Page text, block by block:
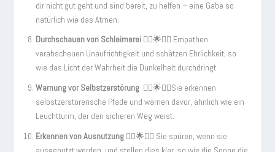
dir nicht gut geht und sind bereit, zu helfen – eine Gabe so
natürlich wie das Atmen.
Durchschauen von Schleimerei 💆‍♂️🌟💆‍♀️ Empathen
verabscheuen Unaufrichtigkeit und schätzen Ehrlichkeit, so
wie das Licht der Wahrheit die Dunkelheit durchdringt.
Warnung vor Selbstzerstörung 💆‍♂️🌟💆‍♀️Sie erkennen
selbstzerstörerische Pfade und warnen davor, ähnlich wie ein
Leuchtturm, der den sicheren Weg weist.
Erkennen von Ausnutzung 💆‍♂️🌟💆‍♀️ Sie spüren, wenn sie